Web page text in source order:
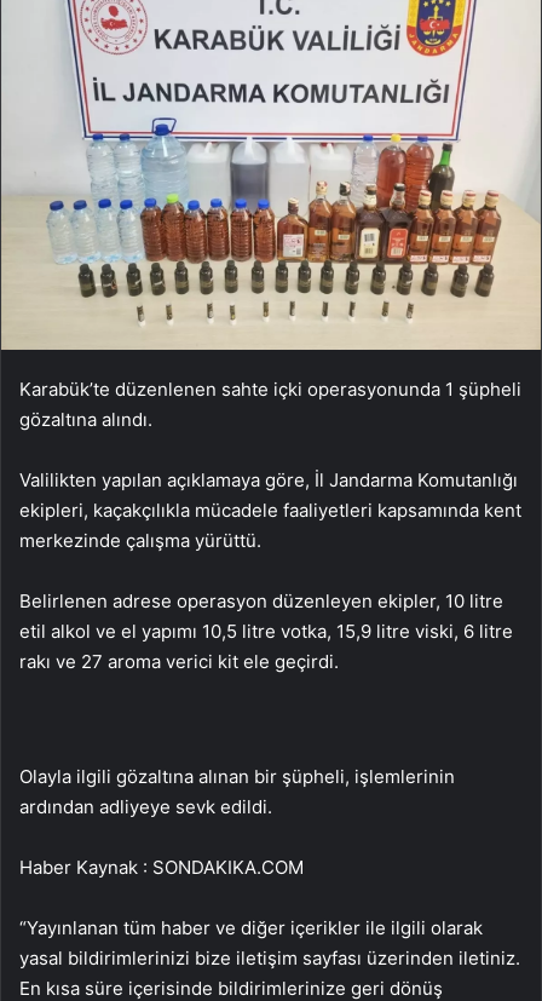
Karabük’te düzenlenen sahte içki operasyonunda 1 şüpheli
gözaltına alındı.
Valilikten yapılan açıklamaya göre, İl Jandarma Komutanlığı
ekipleri, kaçakçılıkla mücadele faaliyetleri kapsamında kent
merkezinde çalışma yürüttü.
Belirlenen adrese operasyon düzenleyen ekipler, 10 litre
etil alkol ve el yapımı 10,5 litre votka, 15,9 litre viski, 6 litre
rakı ve 27 aroma verici kit ele geçirdi.
Olayla ilgili gözaltına alınan bir şüpheli, işlemlerinin
ardından adliyeye sevk edildi.
Haber Kaynak : SONDAKIKA.COM
“Yayınlanan tüm haber ve diğer içerikler ile ilgili olarak
yasal bildirimlerinizi bize iletişim sayfası üzerinden iletiniz.
En kısa süre içerisinde bildirimlerinize geri dönüş